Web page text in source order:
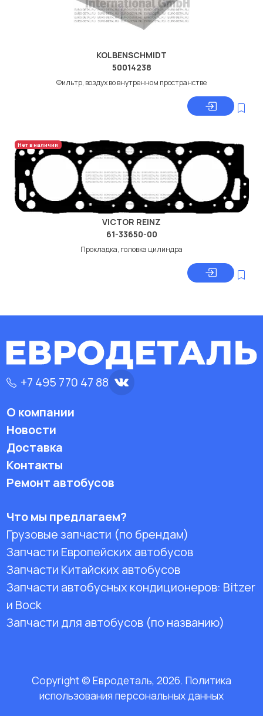
KOLBENSCHMIDT
50014238
Фильтр, воздух во внутренном пространстве
Нет в наличии
VICTOR REINZ
61-33650-00
Прокладка, головка цилиндра
+7 495 770 47 88
О компании
Новости
Доставка
Контакты
Ремонт автобусов
Что мы предлагаем?
Грузовые запчасти (по брендам)
Запчасти Европейских автобусов
Запчасти Китайских автобусов
Запчасти автобусных кондиционеров: Bitzer
и Bock
Запчасти для автобусов (по названию)
Copyright © Евродеталь, 2026. Политика
использования персональных данных